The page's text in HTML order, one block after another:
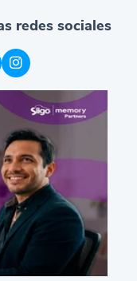
redes sociales